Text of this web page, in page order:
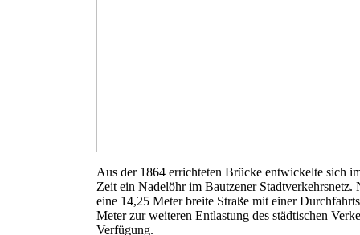
Aus der 1864 errichteten Brücke entwickelte sich
Zeit ein Nadelöhr im Bautzener Stadtverkehrsnetz.
eine 14,25 Meter breite Straße mit einer
Meter zur weiteren Entlastung des städtischen
Verfügung.